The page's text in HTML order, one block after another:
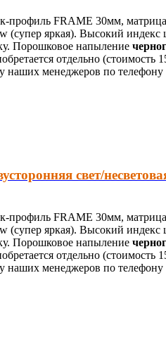
профиль FRAME 30мм,
(супер яркая). Высокий
Порошковое напыление
отдельно (стоимость
наших менеджеров по телефону
свет/
профиль FRAME 30мм,
(супер яркая). Высокий
Порошковое напыление
отдельно (стоимость
наших менеджеров по телефону